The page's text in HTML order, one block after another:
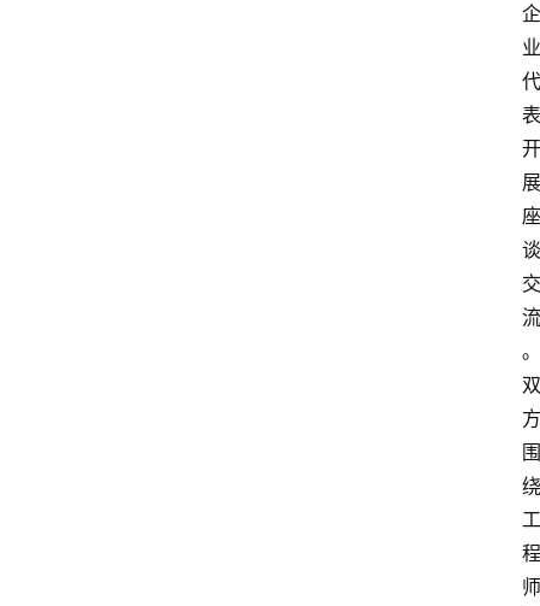
企
业
代
表
开
展
座
谈
交
流
。
双
方
围
绕
工
程
师